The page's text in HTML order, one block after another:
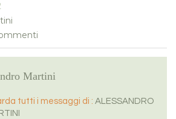
Martini
tutti i messaggi di : ALESSANDRO